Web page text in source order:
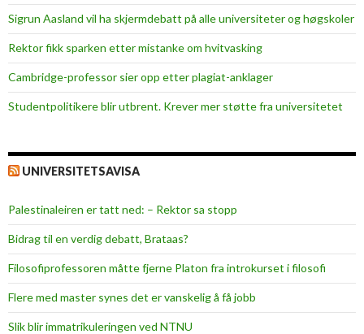
Sigrun Aasland vil ha skjerm­debatt på alle universiteter og høgskoler
Rektor fikk sparken etter mistanke om hvitvasking
Cambridge-professor sier opp etter plagiat-anklager
Studentpolitikere blir utbrent. Krever mer støtte fra universitetet
UNIVERSITETSAVISA
Palestinaleiren er tatt ned: – Rektor sa stopp
Bidrag til en verdig debatt, Brataas?
Filosofiprofessoren måtte fjerne Platon fra introkurset i filosofi
Flere med master synes det er vanskelig å få jobb
Slik blir immatrikuleringen ved NTNU